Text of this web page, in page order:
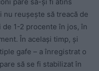
reușește să treacă de
1-2 procente în jos, în
În același timp, și
gafe – a înregistrat o
să se fi stabilizat în